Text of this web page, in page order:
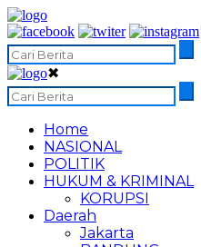
✖
Home
NASIONAL
POLITIK
HUKUM & KRIMINAL
KORUPSI
Daerah
Jakarta